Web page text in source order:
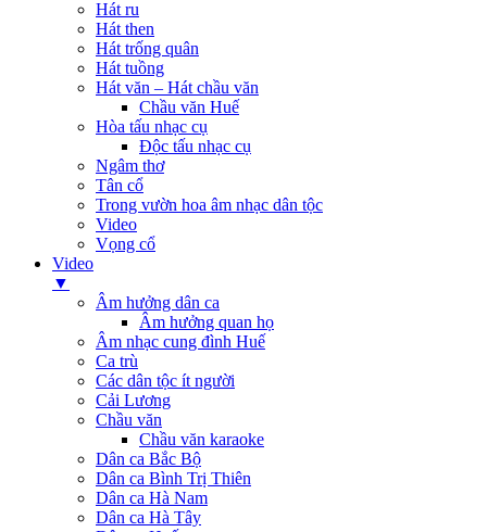
Hát ru
Hát then
Hát trống quân
Hát tuồng
Hát văn – Hát chầu văn
Chầu văn Huế
Hòa tấu nhạc cụ
Độc tấu nhạc cụ
Ngâm thơ
Tân cổ
Trong vườn hoa âm nhạc dân tộc
Video
Vọng cổ
Video
▼
Âm hưởng dân ca
Âm hưởng quan họ
Âm nhạc cung đình Huế
Ca trù
Các dân tộc ít người
Cải Lương
Chầu văn
Chầu văn karaoke
Dân ca Bắc Bộ
Dân ca Bình Trị Thiên
Dân ca Hà Nam
Dân ca Hà Tây